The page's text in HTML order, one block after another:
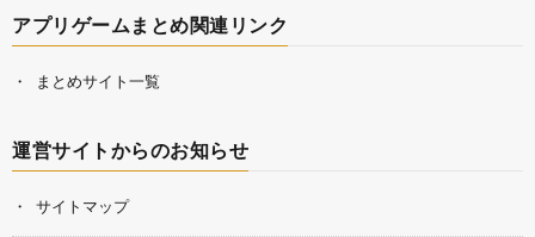
アプリゲームまとめ関連リンク
まとめサイト一覧
運営サイトからのお知らせ
サイトマップ